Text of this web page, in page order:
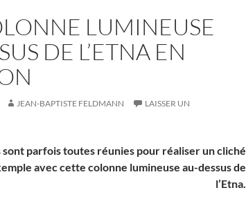
LUMINEUSE
DE L’ETNA EN
JEAN-BAPTISTE FELDMANN
LAISSER UN
sont parfois toutes réunies pour réaliser un cliché
avec cette colonne lumineuse au-dessus de
l’Etna.